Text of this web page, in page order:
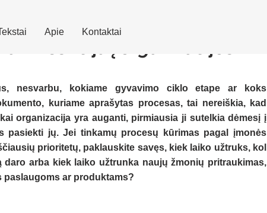
Apie Kontaktai
nesvarbu, kokiame gyvavimo ciklo etape ar koks
kuriame aprašytas procesas, tai nereiškia, kad
organizacija yra auganti, pirmiausia ji sutelkia dėmesį į
pasiekti jų. Jei tinkamų procesų kūrimas pagal įmonės
prioritetų, paklauskite savęs, kiek laiko užtruks, kol
arba kiek laiko užtrunka naujų žmonių pritraukimas,
paslaugoms ar produktams?